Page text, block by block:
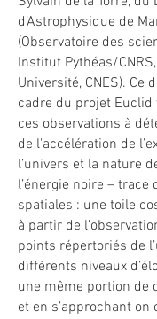
d’Astrophysique de
(Observatoire des
Institut Pythéas/
Université, CNES). Ce
cadre du projet
ces observations à
de l'accélération de
l’univers et la nature
l’énergie noire –
spatiales : une toile
à partir de
points répertoriés de
différents niveaux
une même portion de
et en s’approchant on